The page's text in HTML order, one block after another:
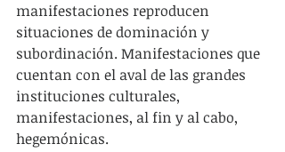
manifestaciones reproducen
situaciones de dominación y
subordinación. Manifestaciones que
cuentan con el aval de las grandes
instituciones culturales,
manifestaciones, al fin y al cabo,
hegemónicas.